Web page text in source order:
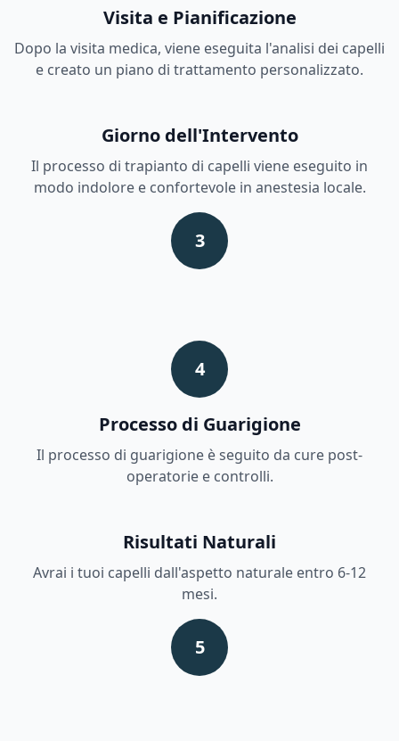
Visita e Pianificazione
Dopo la visita medica, viene eseguita l'analisi dei capelli
e creato un piano di trattamento personalizzato.
Giorno dell'Intervento
Il processo di trapianto di capelli viene eseguito in
modo indolore e confortevole in anestesia locale.
3
4
Processo di Guarigione
Il processo di guarigione è seguito da cure post-
operatorie e controlli.
Risultati Naturali
Avrai i tuoi capelli dall'aspetto naturale entro 6-12
mesi.
5